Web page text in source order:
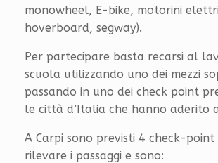
monowheel, E-bike, motorini
hoverboard, segway).
Per partecipare basta recarsi al
scuola utilizzando uno dei mezzi
passando in uno dei check point
le città d’Italia che hanno aderito
A Carpi sono previsti 4 check-point
rilevare i passaggi e sono: